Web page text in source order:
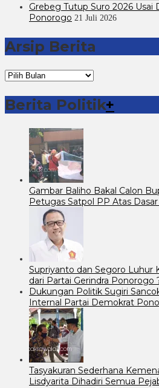
Grebeg Tutup Suro 2026 Usai
Ponorogo 21 Juli 2026
Arsip Berita
Arsip
Berita
Berita Politik+
Gambar Baliho Bakal Calon
Petugas Satpol PP Atas
Supriyanto dan Segoro Luhur
dari Partai Gerindra Ponorogo
Dukungan Politik Sugiri
Internal Partai Demokrat
Tasyakuran Sederhana
Lisdyarita Dihadiri Semua